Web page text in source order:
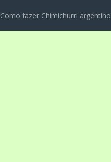
Como fazer Chimichurri argentino